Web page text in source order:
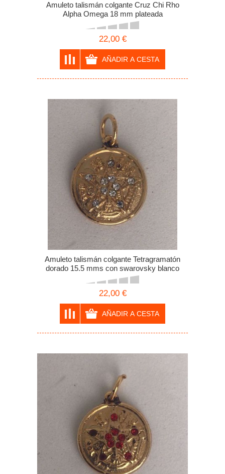
Amuleto talismán colgante Cruz Chi Rho
Alpha Omega 18 mm plateada
22,00 €
Amuleto talismán colgante Tetragramatón
dorado 15.5 mms con swarovsky blanco
22,00 €